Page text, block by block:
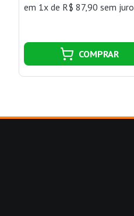
em 1x de R$ 87,90 sem
COMPRAR